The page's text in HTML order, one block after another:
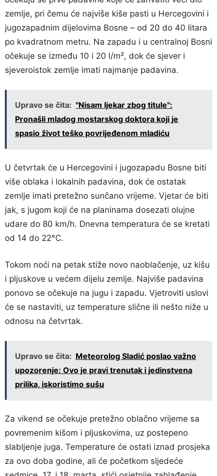
zemlje, pri čemu će najviše kiše pasti u Hercegovini i
jugozapadnim dijelovima Bosne – od 20 do 40 litara
po kvadratnom metru. Na zapadu i u centralnoj Bosni
očekuje se između 10 i 20 l/m², dok će sjever i
sjeveroistok zemlje imati najmanje padavina.
Upravo se čita: "Nisam ljekar zbog titule":
Pronašli mladog mostarskog doktora koji je
spasio život teško povrijeđenom mladiću
U četvrtak će u Hercegovini i jugozapadu Bosne biti
više oblaka i lokalnih padavina, dok će ostatak
zemlje imati pretežno sunčano vrijeme. Vjetar će biti
jak, s jugom koji će na planinama dosezati olujne
udare do 80 km/h. Dnevna temperatura će se kretati
od 14 do 22°C.
Tokom noći na petak stiže novo naoblačenje, uz kišu
i pljuskove u većem dijelu zemlje. Najviše padavina
ponovo se očekuje na jugu i zapadu. Vjetroviti uslovi
će se nastaviti, uz temperature slične ili nešto niže u
odnosu na četvrtak.
Upravo se čita: Meteorolog Sladić poslao važno
upozorenje: Ovo je pravi trenutak i jedinstvena
prilika, iskoristimo sušu
Za vikend se očekuje pretežno oblačno vrijeme sa
povremenim kišom i pljuskovima, uz postepeno
slabljenje juga. Temperature će ostati iznad prosjeka
za ovo doba godine, ali će početkom sljedeće